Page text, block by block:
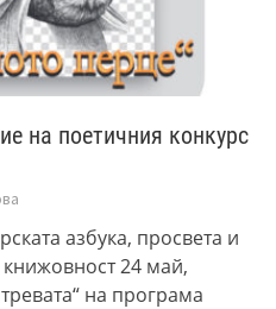
на поетичния конкурс
азбука, просвета и
книжовност 24 май,
на програма